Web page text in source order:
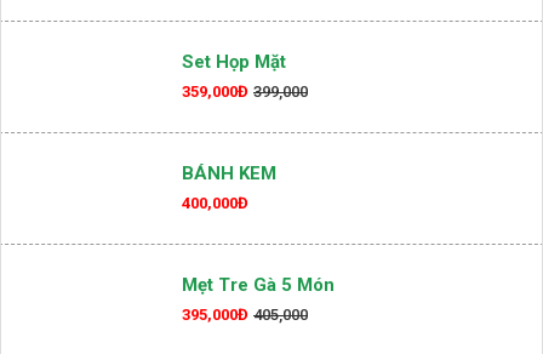
Set Họp Mặt
359,000Đ 399,000
BÁNH KEM
400,000Đ
Mẹt Tre Gà 5 Món
395,000Đ 405,000